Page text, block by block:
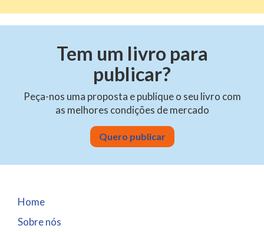
Tem um livro para
publicar?
Peça-nos uma proposta e publique o seu livro com
as melhores condições de mercado
Quero publicar
Home
Sobre nós